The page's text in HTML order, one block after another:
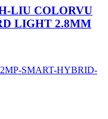
LIU COLORVU
LIGHT 2.8MM